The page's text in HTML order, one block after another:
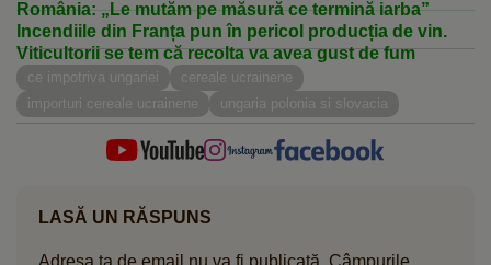
România: „Le mutăm pe măsură ce termină iarba”
Incendiile din Franța pun în pericol producția de vin.
Viticultorii se tem că recolta va avea gust de fum
ce impotriva ungariei
cereale ucrainene
importuri cereale ucrainene
ungaria polonia si slovacia
LASĂ UN RĂSPUNS
Adresa ta de email nu va fi publicată. Câmpurile